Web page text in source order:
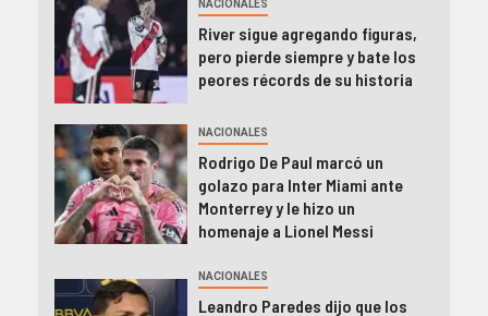
NACIONALES
River sigue agregando figuras,
pero pierde siempre y bate los
peores récords de su historia
NACIONALES
Rodrigo De Paul marcó un
golazo para Inter Miami ante
Monterrey y le hizo un
homenaje a Lionel Messi
NACIONALES
Leandro Paredes dijo que los